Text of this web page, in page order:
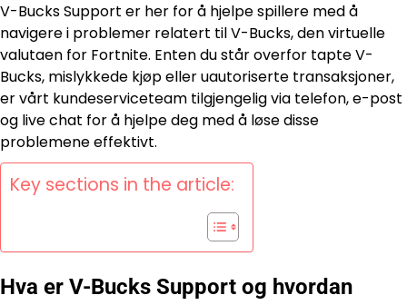
V-Bucks Support er her for å hjelpe spillere med å
navigere i problemer relatert til V-Bucks, den virtuelle
valutaen for Fortnite. Enten du står overfor tapte V-
Bucks, mislykkede kjøp eller uautoriserte transaksjoner,
er vårt kundeserviceteam tilgjengelig via telefon, e-post
og live chat for å hjelpe deg med å løse disse
problemene effektivt.
Key sections in the article:
Hva er V-Bucks Support og hvordan